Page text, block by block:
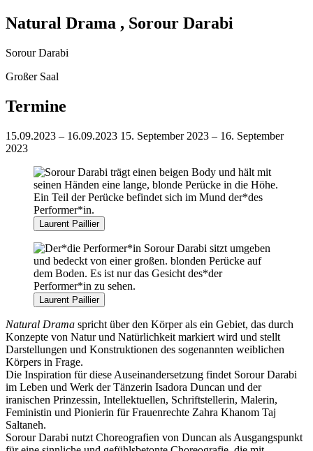
Natural Drama , Sorour Darabi
Sorour Darabi
Großer Saal
Termine
15.09.2023 – 16.09.2023 15. September 2023 – 16. September
2023
Laurent Paillier
Laurent Paillier
Natural Drama spricht über den Körper als ein Gebiet, das durch
Konzepte von Natur und Natürlichkeit markiert wird und stellt
Darstellungen und Konstruktionen des sogenannten weiblichen
Körpers in Frage.
Die Inspiration für diese Auseinandersetzung findet Sorour Darabi
im Leben und Werk der Tänzerin Isadora Duncan und der
iranischen Prinzessin, Intellektuellen, Schriftstellerin, Malerin,
Feministin und Pionierin für Frauenrechte Zahra Khanom Taj
Saltaneh.
Sorour Darabi nutzt Choreografien von Duncan als Ausgangspunkt